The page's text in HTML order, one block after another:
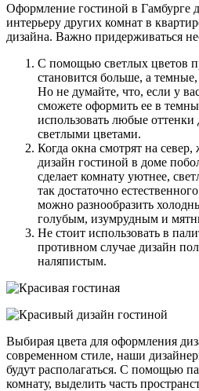
Оформление гостиной в Гамбурге
интерьеру других комнат в
дизайна. Важно придерживаться
С помощью светлых цветов
становится больше, а
Но не думайте, что, если у
сможете оформить ее в
использовать любые оттенки
светлыми цветами.
Когда окна смотрят на север,
дизайн гостиной в доме
сделает комнату уютнее,
так достаточно
можно разнообразить
голубым, изумрудным и
Не стоит использовать в
противном случае дизайн
наляпистым.
Выбирая цвета для оформления
современном стиле, наши
будут располагаться. С помощью
комнату, выделить часть